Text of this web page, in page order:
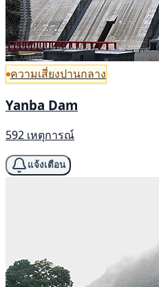
ความเสี่ยงปานกลาง
Yanba Dam
592 เหตุการณ์
แจ้งเตือน